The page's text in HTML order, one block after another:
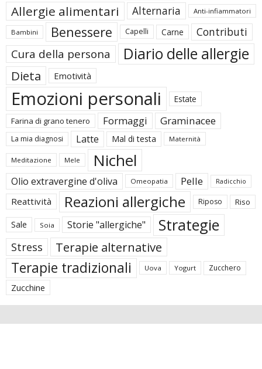
Allergie alimentari Alternaria Anti-infiammatori
Bambini Benessere Capelli Carne Contributi
Cura della persona Diario delle allergie
Dieta Emotività
Emozioni personali Estate
Farina di grano tenero Formaggi Graminacee
La mia diagnosi Latte Mal di testa Maternità
Meditazione Mele Nichel
Olio extravergine d'oliva Omeopatia Pelle Radicchio
Reattività Reazioni allergiche Riposo Riso
Sale Soia Storie "allergiche" Strategie
Stress Terapie alternative
Terapie tradizionali Uova Yogurt Zucchero
Zucchine